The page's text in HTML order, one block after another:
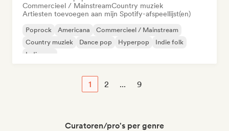
Commercieel / MainstreamCountry muziek
Artiesten toevoegen aan mijn Spotify-afspeellijst(en)
Poprock Americana
Commercieel / Mainstream
Country muziek
Dance pop Hyperpop
Indie folk
Indie pop
1 2 ... 9
Curatoren/pro's per genre